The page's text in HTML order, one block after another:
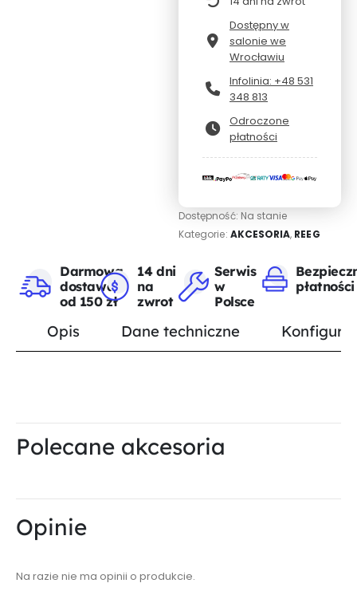
Dostępny w
salonie we
Wrocławiu
Infolinia: +48 531
348 813
Odroczone
płatności
Dostępność: Na stanie
Kategorie: AKCESORIA, REEG
Darmowa
dostawa
od 150 zł
14 dni
na
zwrot
Serwis
w
Polsce
płatności
Opis Dane techniczne
Polecane akcesoria
Opinie
Na razie nie ma opinii o produkcie.